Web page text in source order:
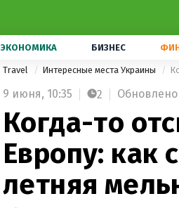
ЭКОНОМИКА БИЗНЕС
Travel Интересные места Украины
9 июня, 10:35 2
Когда-то
Европу: как
летняя